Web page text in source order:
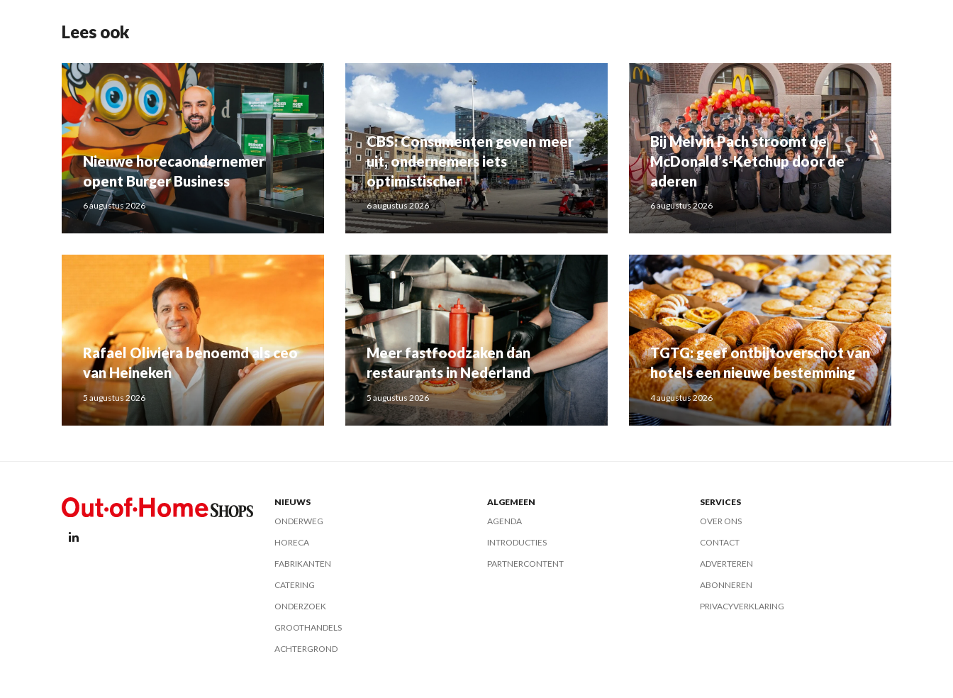
Lees ook
Nieuwe horecaondernemer
opent Burger Business
6 augustus 2026
CBS: Consumenten geven meer
uit, ondernemers iets
optimistischer
6 augustus 2026
Bij Melvin Pach stroomt de
McDonald’s-Ketchup door de
aderen
6 augustus 2026
Rafael Oliviera benoemd als ceo
van Heineken
5 augustus 2026
Meer fastfoodzaken dan
restaurants in Nederland
5 augustus 2026
TGTG: geef ontbijtoverschot van
hotels een nieuwe bestemming
4 augustus 2026
NIEUWS
ONDERWEG
HORECA
FABRIKANTEN
CATERING
ONDERZOEK
GROOTHANDELS
ACHTERGROND
ALGEMEEN
AGENDA
INTRODUCTIES
PARTNERCONTENT
SERVICES
OVER ONS
CONTACT
ADVERTEREN
ABONNEREN
PRIVACYVERKLARING